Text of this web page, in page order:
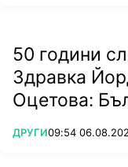
50 години
Здравка
Оцетова:
на световно!
ПОВЕЧЕ ОТ
ДРУГИ09:54